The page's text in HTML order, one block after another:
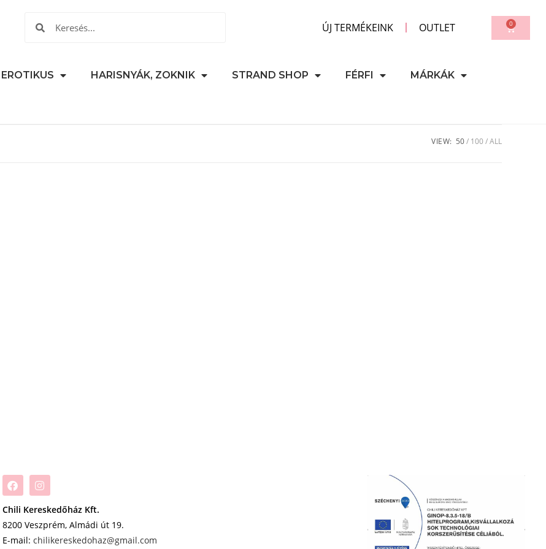
ÚJ TERMÉKEINK OUTLET 0
EROTIKUS HARISNYÁK, ZOKNIK STRAND SHOP FÉRFI MÁRKÁK
VIEW: 50 100 ALL
Chili Kereskedőház Kft.
8200 Veszprém, Almádi út 19.
E-mail: chilikereskedohaz@gmail.com